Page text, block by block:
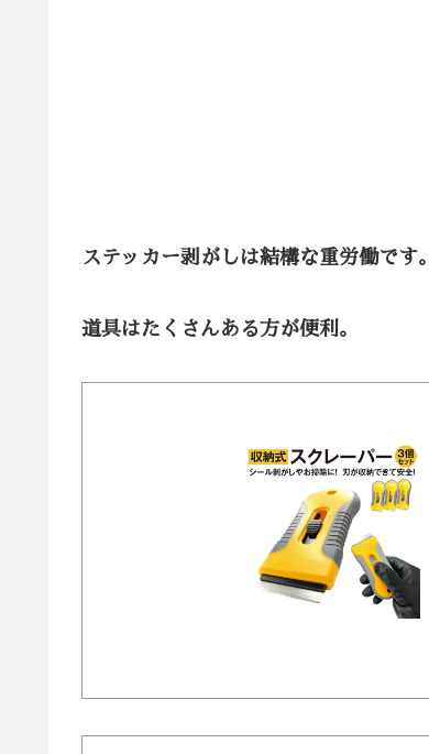
ステッカー剥がしは結構な重労働です。
道具はたくさんある方が便利。